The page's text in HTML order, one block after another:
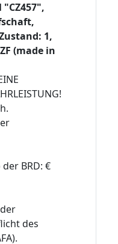
1,
(made in
BRD: €
des